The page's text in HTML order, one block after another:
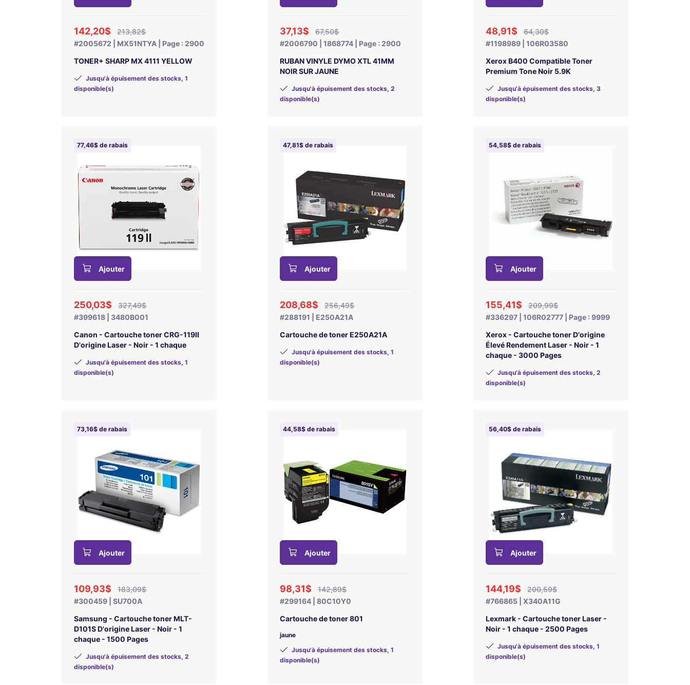
142,20$
213,82$
#2005672 | MX51NTYA | Page : 2900
TONER+ SHARP MX 4111 YELLOW
Jusqu'à épuisement des stocks, 1
disponible(s)
37,13$
67,50$
#2006790 | 1868774 | Page : 2900
RUBAN VINYLE DYMO XTL 41MM
NOIR SUR JAUNE
Jusqu'à épuisement des stocks, 2
disponible(s)
48,91$
64,30$
#1198989 | 106R03580
Xerox B400 Compatible Toner
Premium Tone Noir 5.9K
Jusqu'à épuisement des stocks, 3
disponible(s)
77,46$ de rabais
Ajouter
250,03$
327,49$
#399618 | 3480B001
Canon - Cartouche toner CRG-119II
D'origine Laser - Noir - 1 chaque
Jusqu'à épuisement des stocks, 1
disponible(s)
47,81$ de rabais
Ajouter
208,68$
256,49$
#288191 | E250A21A
Cartouche de toner E250A21A
Jusqu'à épuisement des stocks, 1
disponible(s)
54,58$ de rabais
Ajouter
155,41$
209,99$
#336297 | 106R02777 | Page : 9999
Xerox - Cartouche toner D'origine
Élevé Rendement Laser - Noir - 1
chaque - 3000 Pages
Jusqu'à épuisement des stocks, 2
disponible(s)
73,16$ de rabais
Ajouter
109,93$
183,09$
#300459 | SU700A
Samsung - Cartouche toner MLT-
D101S D'origine Laser - Noir - 1
chaque - 1500 Pages
Jusqu'à épuisement des stocks, 2
disponible(s)
44,58$ de rabais
Ajouter
98,31$
142,89$
#299164 | 80C10Y0
Cartouche de toner 801
jaune
Jusqu'à épuisement des stocks, 1
disponible(s)
56,40$ de rabais
Ajouter
144,19$
200,59$
#766865 | X340A11G
Lexmark - Cartouche toner Laser -
Noir - 1 chaque - 2500 Pages
Jusqu'à épuisement des stocks, 1
disponible(s)